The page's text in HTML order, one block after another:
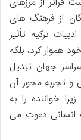
از فرهنگ های
ترکیه تأثیر
هموار کرد، بلکه
جهان تبدیل
و تجربه محور آن
خواننده را به
انسانی دعوت می